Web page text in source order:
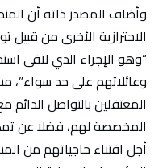
وأضاف المصدر ذاته أن
الاحترازية الأخرى من قبيل
“وهو الإجراء الذي لاقى
وعائلاتهم على حد سواء”،
المعتقلين بالتواصل الدائم
المخصصة لهم، فضلا عن
أجل اقتناء حاجياتهم من